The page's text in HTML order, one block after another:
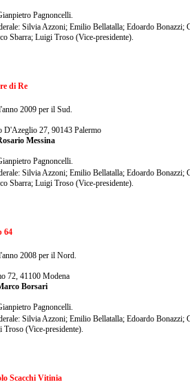
Pagnoncelli.
Silvia Azzoni; Emilio Bellatalla; Edoardo
Sbarra; Luigi Troso (Vice-presidente).
di Re
2009 per il Sud.
D'Azeglio 27, 90143 Palermo
Messina
Pagnoncelli.
Silvia Azzoni; Emilio Bellatalla; Edoardo
Sbarra; Luigi Troso (Vice-presidente).
64
2008 per il Nord.
72, 41100 Modena
Borsari
Pagnoncelli.
Silvia Azzoni; Emilio Bellatalla; Edoardo
Troso (Vice-presidente).
Scacchi Vitinia